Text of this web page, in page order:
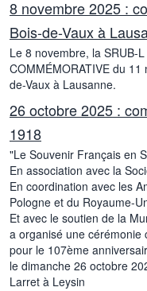
8 novembre 2025 :
Bois-de-Vaux à
Le 8 novembre, la SRUB-
COMMÉMORATIVE du
de-Vaux à Lausanne.
26 octobre 2025 :
1918
"Le Souvenir Français en
En association avec la
En coordination avec les
Pologne et du Royaume-
Et avec le soutien de la
a organisé une cérémonie
pour le 107ème
le dimanche 26 octobre
Larret à Leysin